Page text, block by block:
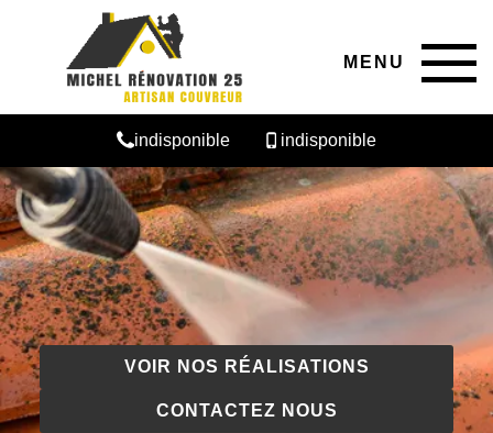
MENU
indisponible indisponible
VOIR NOS RÉALISATIONS
CONTACTEZ NOUS